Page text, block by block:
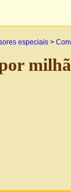
especiais >